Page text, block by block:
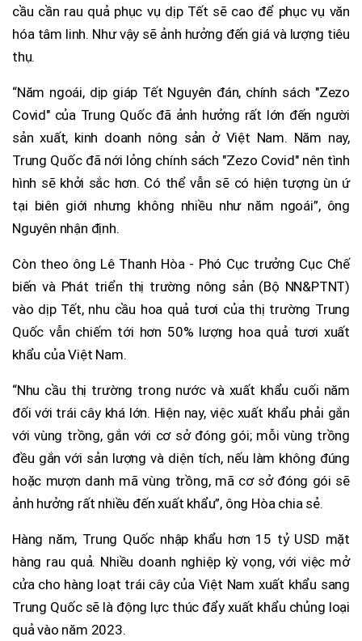
cầu cần rau quả phục vụ dịp Tết sẽ cao để phục vụ văn
hóa tâm linh. Như vậy sẽ ảnh hưởng đến giá và lượng tiêu
thụ.
“Năm ngoái, dịp giáp Tết Nguyên đán, chính sách "Zezo
Covid" của Trung Quốc đã ảnh hưởng rất lớn đến người
sản xuất, kinh doanh nông sản ở Việt Nam. Năm nay,
Trung Quốc đã nới lỏng chính sách "Zezo Covid" nên tình
hình sẽ khởi sắc hơn. Có thể vẫn sẽ có hiện tượng ùn ứ
tại biên giới nhưng không nhiều như năm ngoái”, ông
Nguyên nhận định.
Còn theo ông Lê Thanh Hòa - Phó Cục trưởng Cục Chế
biến và Phát triển thị trường nông sản (Bộ NN&PTNT)
vào dịp Tết, nhu cầu hoa quả tươi của thị trường Trung
Quốc vẫn chiếm tới hơn 50% lượng hoa quả tươi xuất
khẩu của Việt Nam.
“Nhu cầu thị trường trong nước và xuất khẩu cuối năm
đối với trái cây khá lớn. Hiện nay, việc xuất khẩu phải gắn
với vùng trồng, gắn với cơ sở đóng gói; mỗi vùng trồng
đều gắn với sản lượng và diện tích, nếu làm không đúng
hoặc mượn danh mã vùng trồng, mã cơ sở đóng gói sẽ
ảnh hưởng rất nhiều đến xuất khẩu”, ông Hòa chia sẻ.
Hàng năm, Trung Quốc nhập khẩu hơn 15 tỷ USD mặt
hàng rau quả. Nhiều doanh nghiệp kỳ vọng, với việc mở
cửa cho hàng loạt trái cây của Việt Nam xuất khẩu sang
Trung Quốc sẽ là động lực thúc đẩy xuất khẩu chủng loại
quả vào năm 2023.